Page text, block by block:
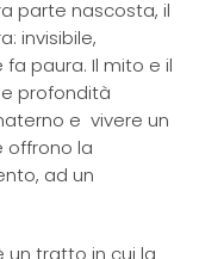
parte nascosta, il
invisibile,
paura. Il mito e il
profondità
e vivere un
offrono la
ad un
un tratto in cui la